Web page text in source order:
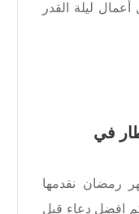
ليلة القدر
في
رمضان نقدمها
افضل دعاء قبل